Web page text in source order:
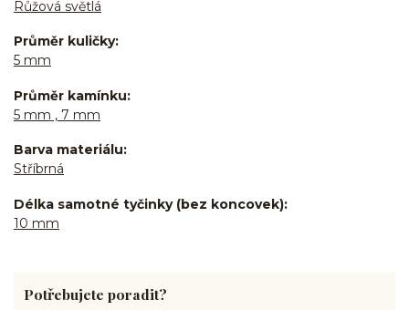
Růžová světlá
Průměr kuličky
5 mm
Průměr kamínku
5 mm , 7 mm
Barva materiálu
Stříbrná
Délka samotné tyčinky (bez koncovek)
10 mm
Potřebujete poradit?